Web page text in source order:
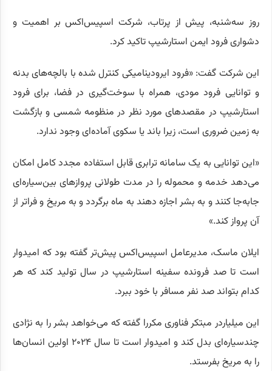
روز سه‌شنبه، پیش از پرتاب، شرکت اسپیس‌اکس بر اهمیت و
دشواری فرود ایمن استارشیپ تاکید کرد.
این شرکت گفت: «فرود ایرودینامیکی کنترل شده با بالچه‌های بدنه
و توانایی فرود مودی، همراه با سوخت‌گیری در فضا، برای فرود
استارشیپ در مقصدهای مورد نظر در منظومه شمسی و بازگشت
به زمین ضروری است، زیرا باند یا سکوی آماده‌ای وجود ندارد.
«این توانایی به یک سامانه ترابری قابل استفاده مجدد کامل امکان
می‌دهد خدمه و محموله را در مدت طولانی پروازهای بین‌سیاره‌ای
جابه‌جا کنند و به بشر اجازه دهند به ماه برگردد و به مریخ و فراتر از
آن پرواز کند.»
ایلان ماسک، مدیرعامل اسپیس‌اکس پیش‌تر گفته بود که امیدوار
است تا صد فرونده سفینه استارشیپ در سال تولید کند که هر
کدام بتواند صد نفر مسافر با خود ببرد.
این میلیاردر مبتکر فناوری مکررا گفته که می‌خواهد بشر را به نژادی
چند‌سیاره‌ای بدل کند و امیدوار است تا سال ۲۰۲۴ اولین انسان‌ها
را به مریخ بفرستد.